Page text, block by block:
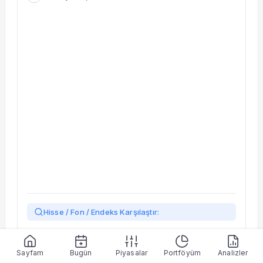
Hisse / Fon / Endeks Karşılaştır:
Yükleniyor…
Sayfam
Bugün Piyasalar Portföyüm Analizler